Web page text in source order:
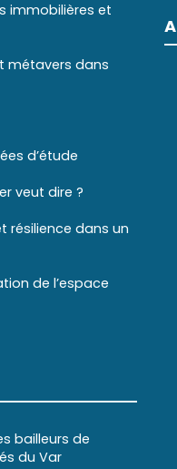
immobilières et
métavers dans
d’étude
veut dire ?
résilience dans un
de l’espace
bailleurs de
du Var